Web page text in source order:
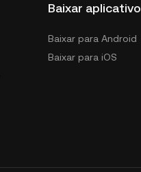
Baixar aplicativo
Baixar para Android
Baixar para iOS